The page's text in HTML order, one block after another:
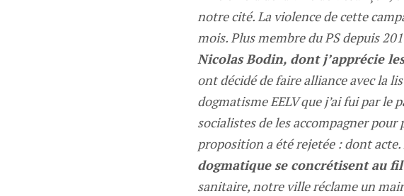
notre cité. La violence de cette
mois. Plus membre du PS depuis
Nicolas Bodin, dont j’apprécie
ont décidé de faire alliance avec la
dogmatisme EELV que j’ai fui par le
socialistes de les accompagner
proposition a été rejetée : dont acte.
dogmatique se concrétisent au
sanitaire, notre ville réclame un